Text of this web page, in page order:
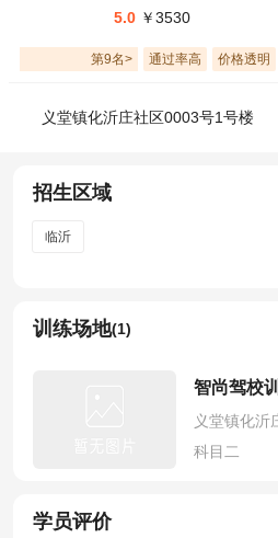
5.0 ￥3530
第9名> 通过率高 价格透明
义堂镇化沂庄社区0003号1号楼
招生区域
临沂
训练场地(1)
智尚驾校
义堂镇化沂
科目二
学员评价